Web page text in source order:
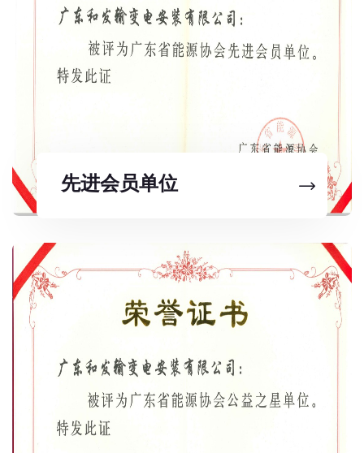
先进会员单位